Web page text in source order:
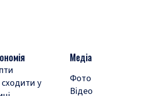
у
Медіа
Фото
Відео